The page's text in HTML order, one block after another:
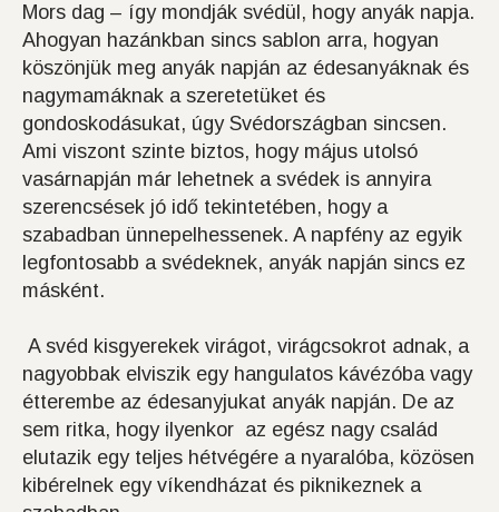
Mors dag – így mondják svédül, hogy anyák napja.
Ahogyan hazánkban sincs sablon arra, hogyan
köszönjük meg anyák napján az édesanyáknak és
nagymamáknak a szeretetüket és
gondoskodásukat, úgy Svédországban sincsen.
Ami viszont szinte biztos, hogy május utolsó
vasárnapján már lehetnek a svédek is annyira
szerencsések jó idő tekintetében, hogy a
szabadban ünnepelhessenek. A napfény az egyik
legfontosabb a svédeknek, anyák napján sincs ez
másként.
A svéd kisgyerekek virágot, virágcsokrot adnak, a
nagyobbak elviszik egy hangulatos kávézóba vagy
étterembe az édesanyjukat anyák napján. De az
sem ritka, hogy ilyenkor az egész nagy család
elutazik egy teljes hétvégére a nyaralóba, közösen
kibérelnek egy víkendházat és piknikeznek a